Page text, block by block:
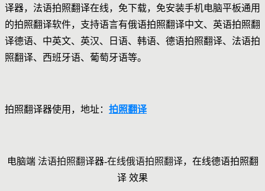
译器，法语拍照翻译在线，免下载，免安装手机电脑平板通用
的拍照翻译软件，支持语言有俄语拍照翻译中文、英语拍照翻
译德语、中英文、英汉、日语、韩语、德语拍照翻译、法语拍
照翻译、西班牙语、葡萄牙语等。
拍照翻译器使用，地址： 拍照翻译
电脑端 法语拍照翻译器-在线俄语拍照翻译，在线德语拍照翻
译 效果